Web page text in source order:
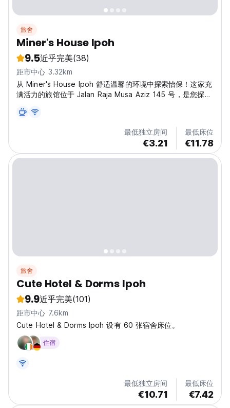
旅舍
Miner's House Ipoh
9.5近乎完美(38)
距市中心 3.32km
从 Miner's House Ipoh 舒适温馨的环境中探索怡保！这家充
满活力的旅馆位于 Jalan Raja Musa Aziz 145 号，是您探索
的环境中，您可以与其他旅客交流，创造难忘的回忆。虽然我
们可能没有游泳池或屋顶酒吧，但我们提供更有价值的东西：
一个沉浸在怡保魅力的核心的机会。您可以方便地前往供应美
味马来西亚美食的当地餐馆，并轻松游览怡保的历史地标。在
Miner's House Ipoh，我们提供舒适且经济实惠的住宿，非
最低独立房间
€3.21
最低床位
€11.78
旅舍
Cute Hotel & Dorms Ipoh
9.9近乎完美(101)
距市中心 7.6km
Cute Hotel & Dorms Ipoh 设有 60 张宿舍床位。
住宿
最低独立房间
€10.71
最低床位
€7.42